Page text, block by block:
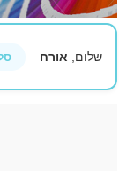
שלום, אורח